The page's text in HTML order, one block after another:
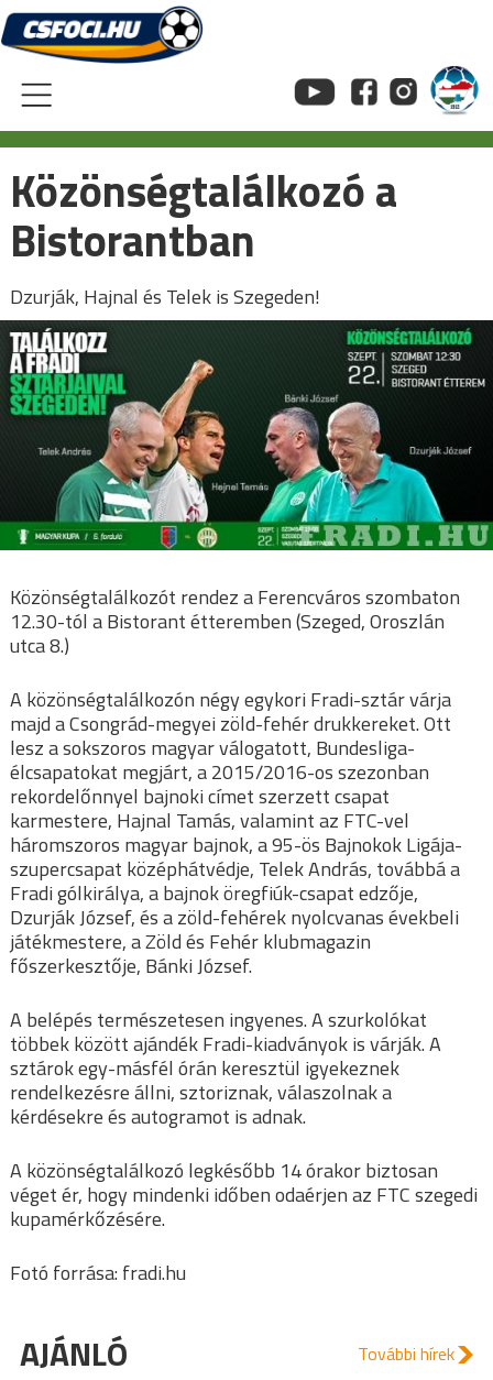
Skip
to
content
Közönségtalálkozó a
Bistorantban
Dzurják, Hajnal és Telek is Szegeden!
Közönségtalálkozót rendez a Ferencváros szombaton
12.30-tól a Bistorant étteremben (Szeged, Oroszlán
utca 8.)
A közönségtalálkozón négy egykori Fradi-sztár várja
majd a Csongrád-megyei zöld-fehér drukkereket. Ott
lesz a sokszoros magyar válogatott, Bundesliga-
élcsapatokat megjárt, a 2015/2016-os szezonban
rekordelőnnyel bajnoki címet szerzett csapat
karmestere, Hajnal Tamás, valamint az FTC-vel
háromszoros magyar bajnok, a 95-ös Bajnokok Ligája-
szupercsapat középhátvédje, Telek András, továbbá a
Fradi gólkirálya, a bajnok öregfiúk-csapat edzője,
Dzurják József, és a zöld-fehérek nyolcvanas évekbeli
játékmestere, a Zöld és Fehér klubmagazin
főszerkesztője, Bánki József.
A belépés természetesen ingyenes. A szurkolókat
többek között ajándék Fradi-kiadványok is várják. A
sztárok egy-másfél órán keresztül igyekeznek
rendelkezésre állni, sztoriznak, válaszolnak a
kérdésekre és autogramot is adnak.
A közönségtalálkozó legkésőbb 14 órakor biztosan
véget ér, hogy mindenki időben odaérjen az FTC szegedi
kupamérkőzésére.
Fotó forrása: fradi.hu
AJÁNLÓ További hírek